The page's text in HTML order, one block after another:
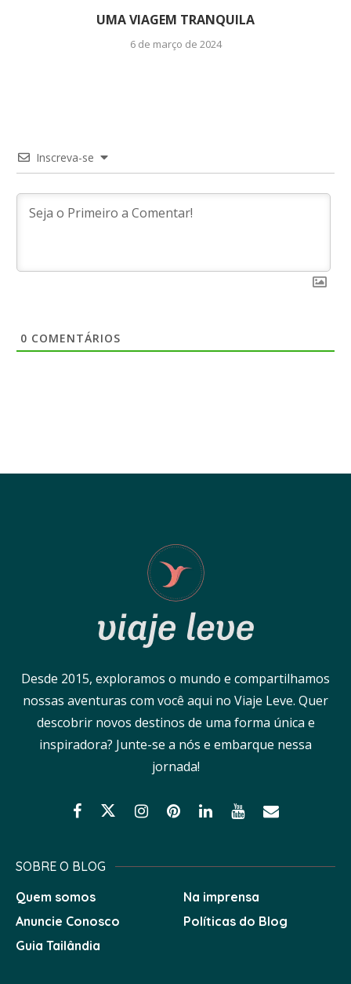
UMA VIAGEM TRANQUILA
6 de março de 2024
Inscreva-se
0 COMENTÁRIOS
Desde 2015, exploramos o mundo e compartilhamos
nossas aventuras com você aqui no Viaje Leve. Quer
descobrir novos destinos de uma forma única e
inspiradora? Junte-se a nós e embarque nessa
jornada!
SOBRE O BLOG
Quem somos
Na imprensa
Anuncie Conosco
Políticas do Blog
Guia Tailândia